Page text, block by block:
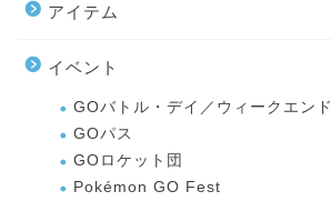
アイテム
イベント
GOバトル・デイ／ウィークエンド
GOパス
GOロケット団
Pokémon GO Fest